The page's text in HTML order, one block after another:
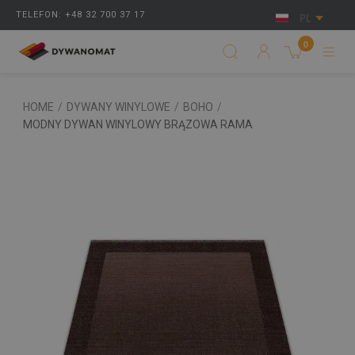
TELEFON: +48 32 700 37 17 PL
0
HOME / DYWANY WINYLOWE / BOHO /
MODNY DYWAN WINYLOWY BRĄZOWA RAMA